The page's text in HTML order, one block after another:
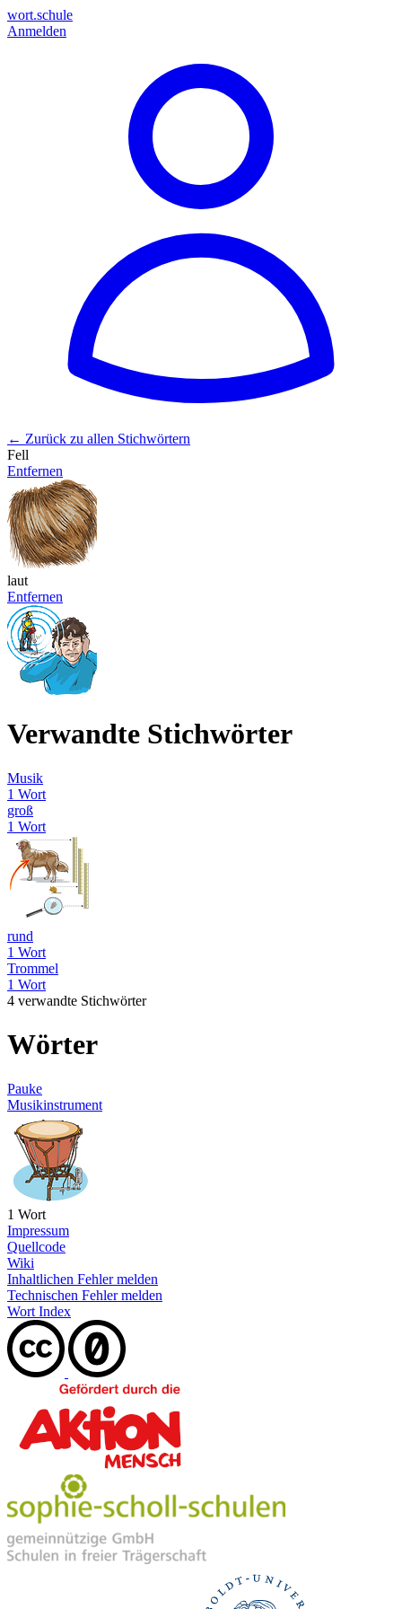
wort.schule
Anmelden
← Zurück zu allen Stichwörtern
Fell
Entfernen
laut
Entfernen
Verwandte Stichwörter
Musik
1 Wort
groß
1 Wort
rund
1 Wort
Trommel
1 Wort
4 verwandte Stichwörter
Wörter
Pauke
Musikinstrument
1 Wort
Impressum
Quellcode
Wiki
Inhaltlichen Fehler melden
Technischen Fehler melden
Wort Index